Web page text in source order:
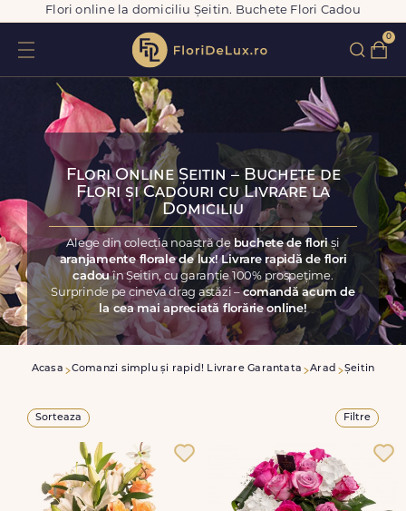
Flori online la domiciliu Șeitin. Buchete Flori Cadou
0
Flori Online Șeitin – Buchete de
Flori și Cadouri cu Livrare la
Domiciliu
Alege din colecția noastră de buchete de floriși
aranjamente florale de lux! Livrare rapidă de flori
cadouîn Șeitin, cu garanție 100% prospețime.
Surprinde pe cineva drag astăzi –comandă acum de
la cea mai apreciată florărie online!
Acasa Comanzi simplu și rapid! Livrare Garantata Arad Șeitin
Sorteaza Filtre